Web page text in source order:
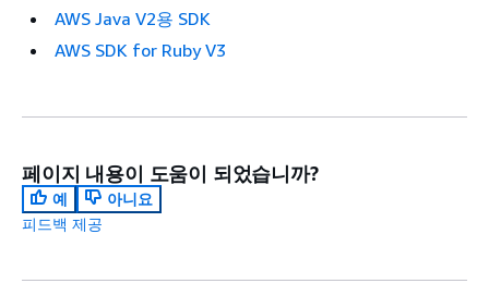
AWS Java V2용 SDK
AWS SDK for Ruby V3
페이지 내용이 도움이 되었습니까?
예
아니요
피드백 제공